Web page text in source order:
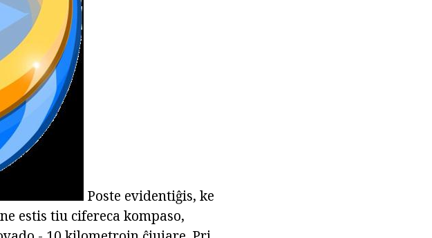
Poste evidentiĝis, ke
estis tiu cifereca kompaso,